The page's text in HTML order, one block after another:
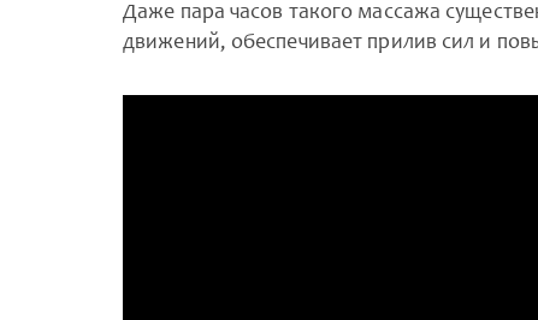
Даже пара часов такого массажа
движений, обеспечивает прилив сил и